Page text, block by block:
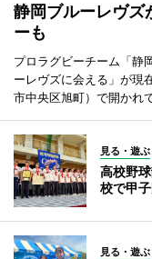
静岡ブルーレヴ
ーも
プロラグビーチーム「静
ーレヴズに会える」が現
市中央区旭町）で開かれ
見る・遊ぶ
高校野
校で甲
見る・遊ぶ